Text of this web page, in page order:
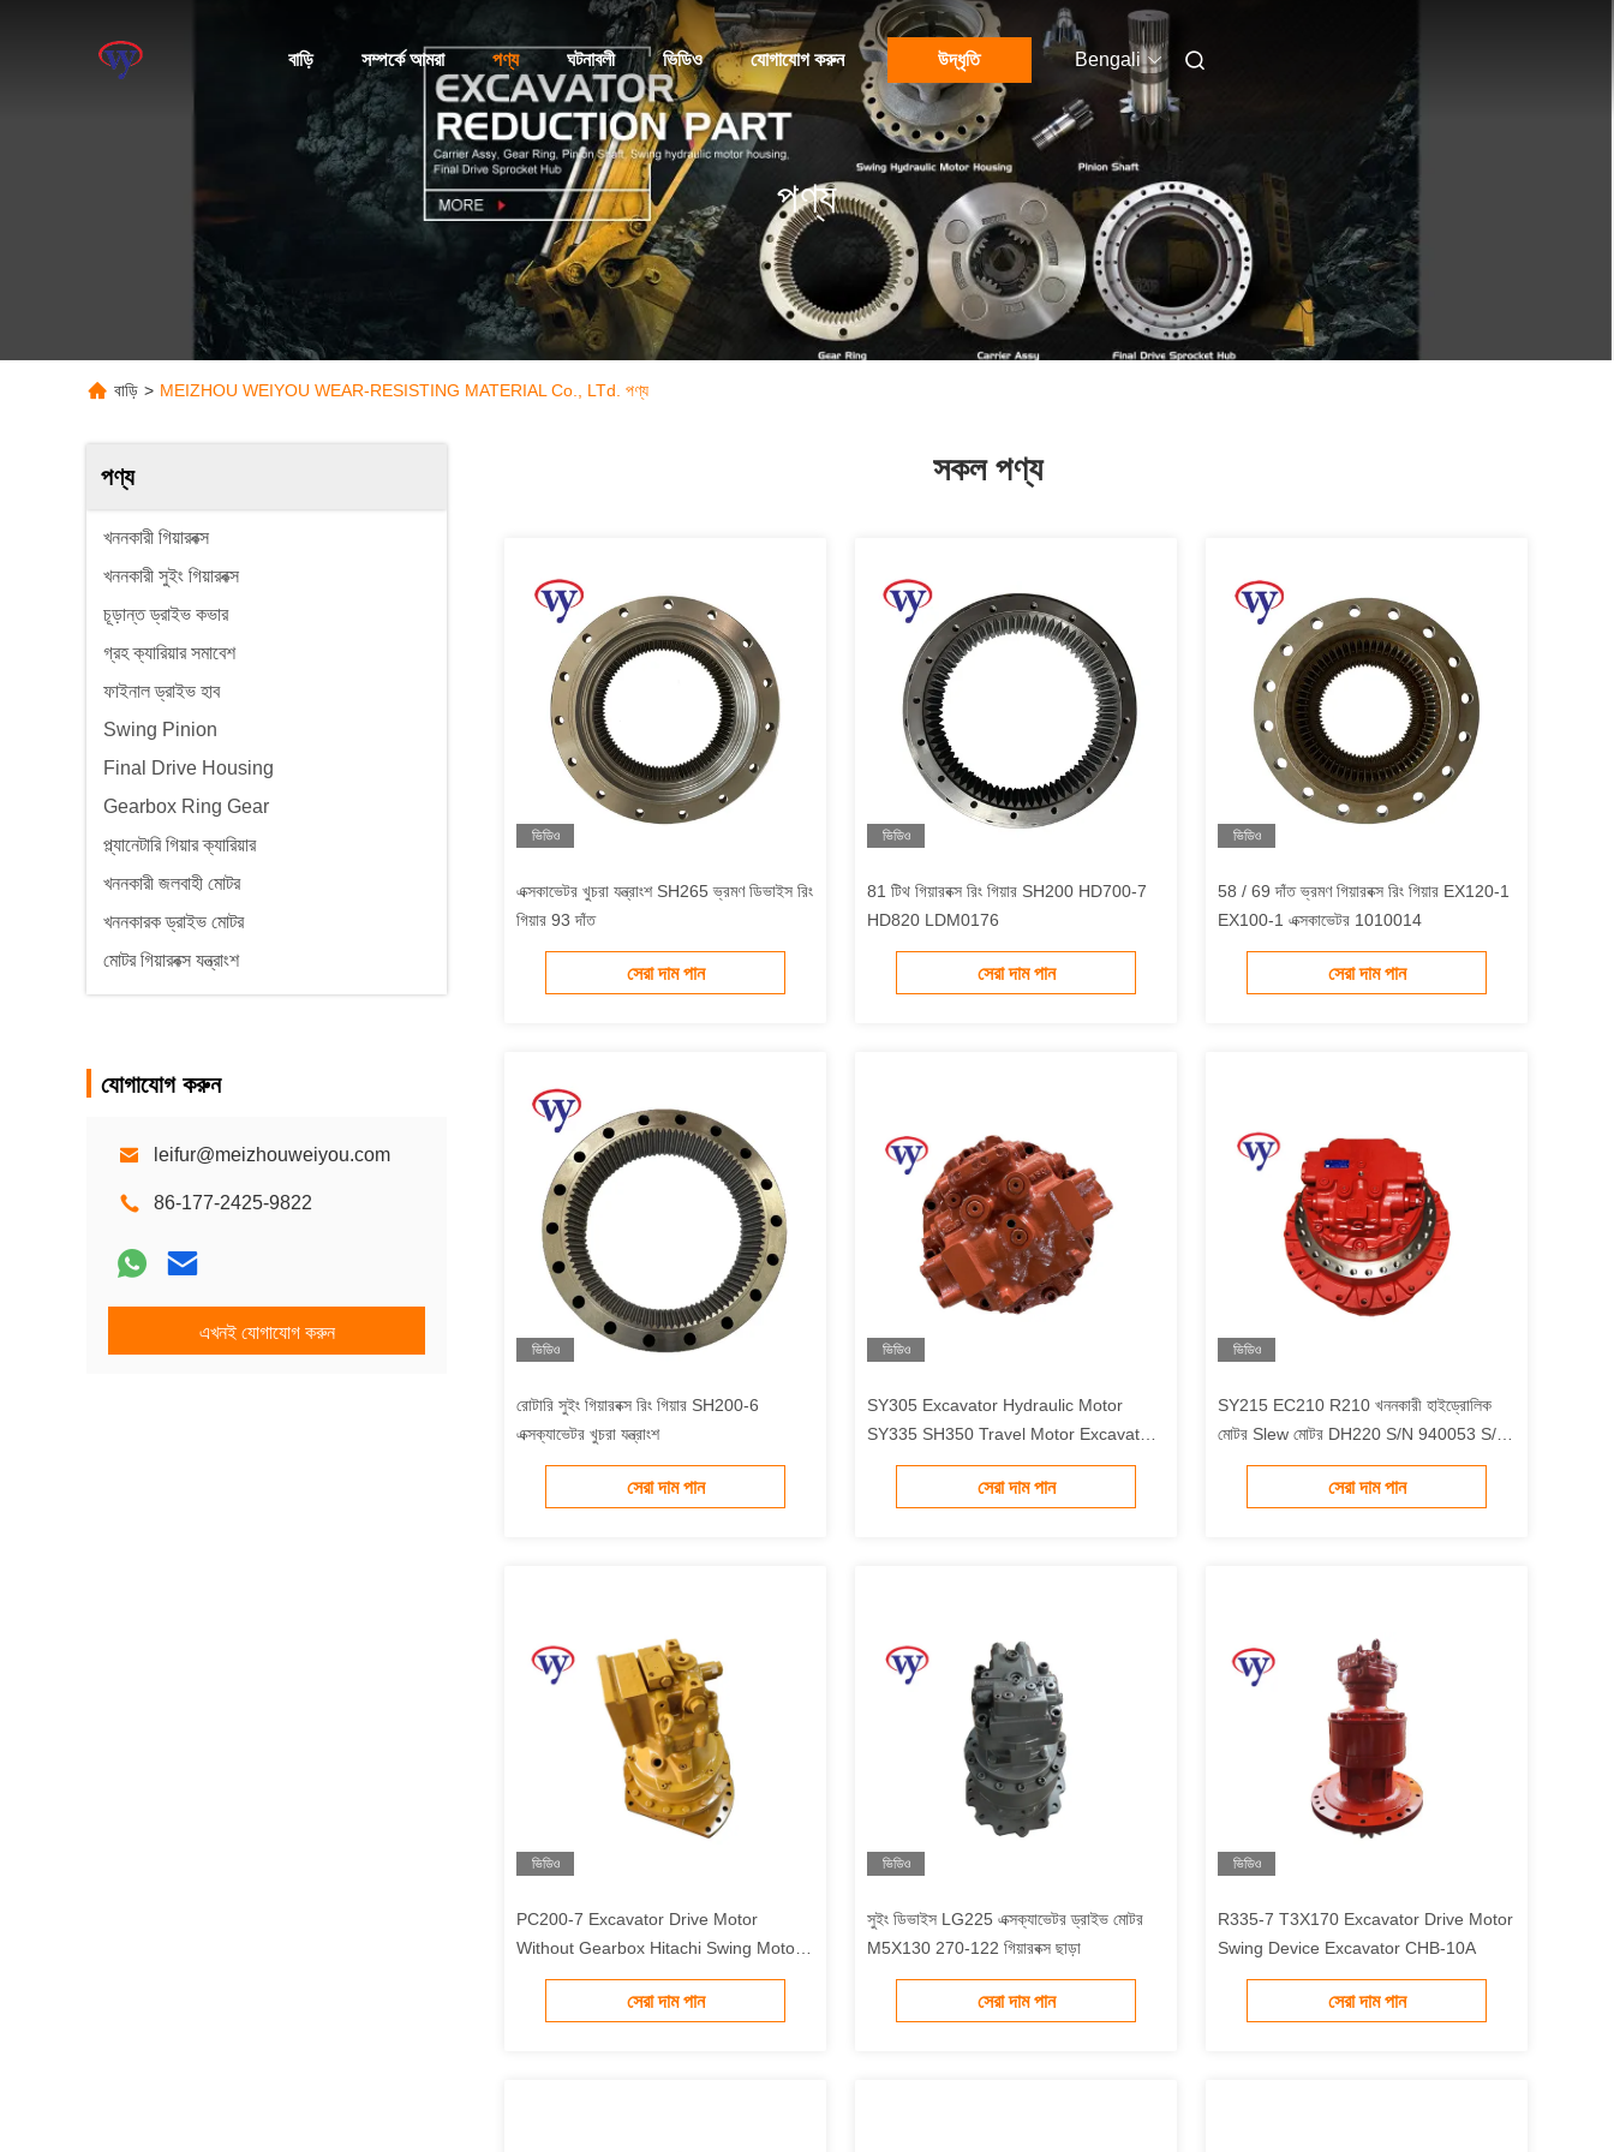
বাড়ি সম্পর্কে আমরা পণ্য ঘটনাবলী ভিডিও যোগাযোগ করুন উদ্ধৃতি Bengali
পণ্য
বাড়ি > MEIZHOU WEIYOU WEAR-RESISTING MATERIAL Co., LTd. পণ্য
পণ্য
খননকারী গিয়ারবক্স
খননকারী সুইং গিয়ারবক্স
চূড়ান্ত ড্রাইভ কভার
গ্রহ ক্যারিয়ার সমাবেশ
ফাইনাল ড্রাইভ হাব
Swing Pinion
Final Drive Housing
Gearbox Ring Gear
প্ল্যানেটারি গিয়ার ক্যারিয়ার
খননকারী জলবাহী মোটর
খননকারক ড্রাইভ মোটর
মোটর গিয়ারবক্স যন্ত্রাংশ
যোগাযোগ করুন
leifur@meizhouweiyou.com
86-177-2425-9822
এখনই যোগাযোগ করুন
সকল পণ্য
ভিডিও
এক্সকাভেটর খুচরা যন্ত্রাংশ SH265 ভ্রমণ ডিভাইস রিং
গিয়ার 93 দাঁত
সেরা দাম পান
ভিডিও
81 টিথ গিয়ারবক্স রিং গিয়ার SH200 HD700-7
HD820 LDM0176
সেরা দাম পান
ভিডিও
58 / 69 দাঁত ভ্রমণ গিয়ারবক্স রিং গিয়ার EX120-1
EX100-1 এক্সকাভেটর 1010014
সেরা দাম পান
ভিডিও
রোটারি সুইং গিয়ারবক্স রিং গিয়ার SH200-6
এক্সক্যাভেটর খুচরা যন্ত্রাংশ
সেরা দাম পান
ভিডিও
SY305 Excavator Hydraulic Motor
SY335 SH350 Travel Motor Excavator
MAG-180VP-6000
সেরা দাম পান
ভিডিও
SY215 EC210 R210 খননকারী হাইড্রোলিক
মোটর Slew মোটর DH220 S/N 940053 S/N
160008
সেরা দাম পান
ভিডিও
PC200-7 Excavator Drive Motor
Without Gearbox Hitachi Swing Motor
706-7G-01040 706-7G-01041
সেরা দাম পান
ভিডিও
সুইং ডিভাইস LG225 এক্সক্যাভেটর ড্রাইভ মোটর
M5X130 270-122 গিয়ারবক্স ছাড়া
সেরা দাম পান
ভিডিও
R335-7 T3X170 Excavator Drive Motor
Swing Device Excavator CHB-10A
সেরা দাম পান